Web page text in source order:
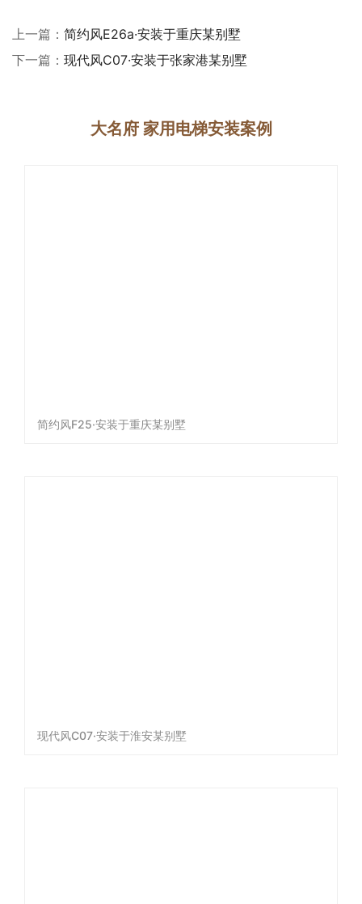
上一篇： 简约风E26a·安装于重庆某别墅
下一篇： 现代风C07·安装于张家港某别墅
大名府 家用电梯安装案例
简约风F25·安装于重庆某别墅
现代风C07·安装于淮安某别墅